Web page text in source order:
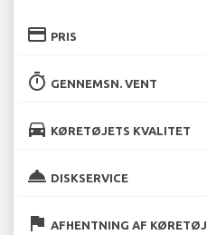
credit_card PRIS
timer GENNEMSN. VENT
directions_car KØRETØJETS KVALITET
room_service DISKSERVICE
flag AFHENTNING AF KØRETØJ